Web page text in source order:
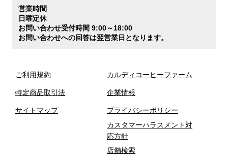
営業時間
日曜定休
お問い合わせ受付時間 9:00～18:00
お問い合わせへの回答は翌営業日となります。
ご利用規約
特定商品取引法
サイトマップ
カルディコーヒーファーム
企業情報
プライバシーポリシー
カスタマーハラスメント対
応方針
店舗検索